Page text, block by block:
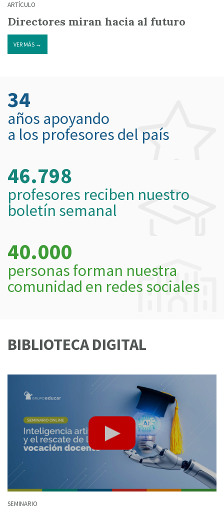
ARTÍCULO
Directores miran hacia al futuro
VER MÁS →
34
años apoyando
a los profesores del país
46.798
profesores reciben nuestro
boletín semanal
40.000
personas forman nuestra
comunidad en redes sociales
BIBLIOTECA DIGITAL
SEMINARIO